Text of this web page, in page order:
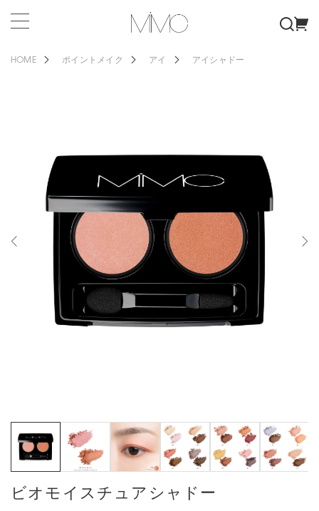
HOME ポイントメイク アイ アイシャドー
ビオモイスチュアシャドー